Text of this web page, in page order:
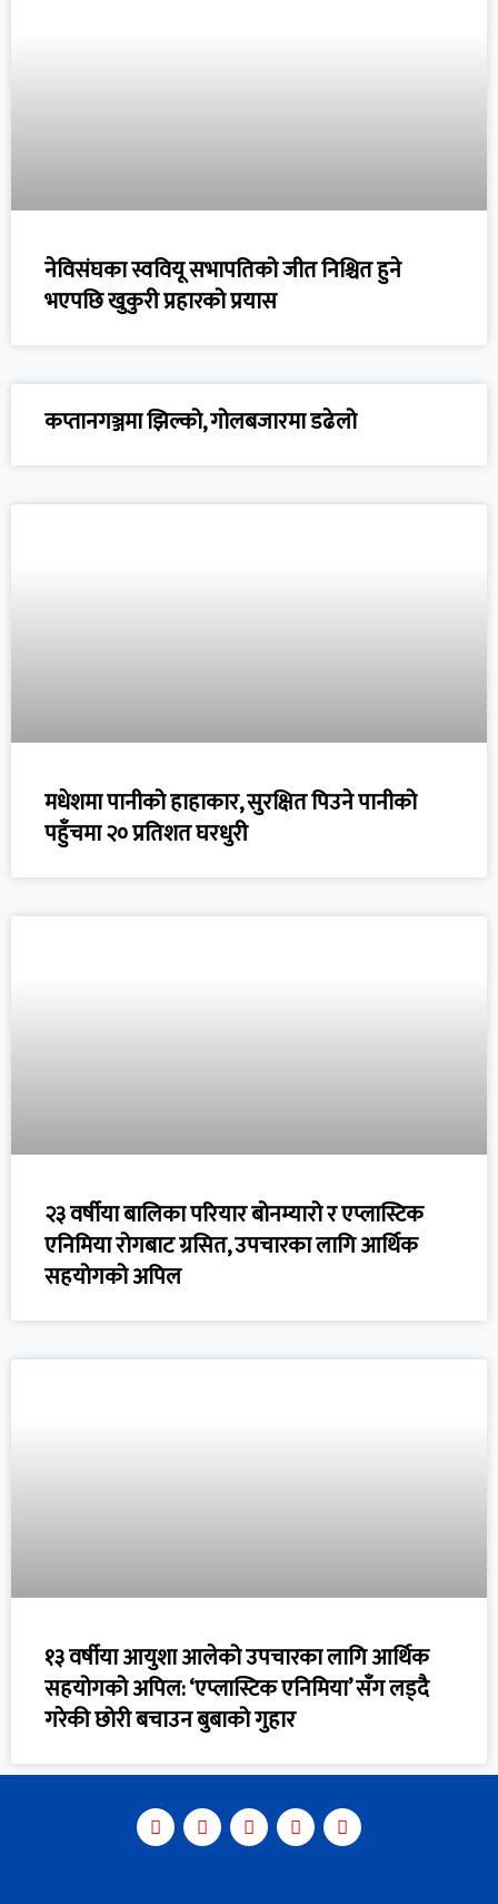
नेविसंघका स्ववियू सभापतिको जीत निश्चित हुने
भएपछि खुकुरी प्रहारको प्रयास
कप्तानगञ्जमा झिल्को, गोलबजारमा डढेलो
मधेशमा पानीको हाहाकार, सुरक्षित पिउने पानीको
पहुँचमा २० प्रतिशत घरधुरी
२३ वर्षीया बालिका परियार बोनम्यारो र एप्लास्टिक
एनिमिया रोगबाट ग्रसित, उपचारका लागि आर्थिक
सहयोगको अपिल
१३ वर्षीया आयुशा आलेको उपचारका लागि आर्थिक
सहयोगको अपिल: ‘एप्लास्टिक एनिमिया’ सँग लड्दै
गरेकी छोरी बचाउन बुबाको गुहार